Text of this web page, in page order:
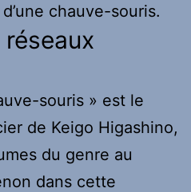
chauve-souris.
souris » est le
de Keigo Higashino,
du genre au
dans cette